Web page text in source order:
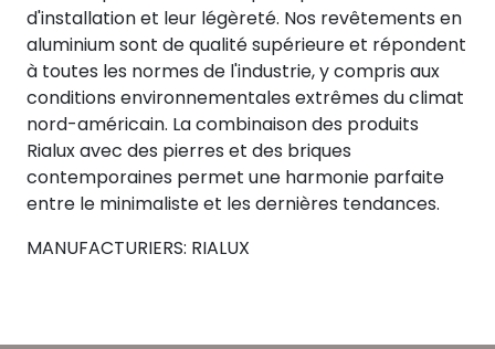
d'installation et leur légèreté. Nos revêtements en
aluminium sont de qualité supérieure et répondent
à toutes les normes de l'industrie, y compris aux
conditions environnementales extrêmes du climat
nord-américain. La combinaison des produits
Rialux avec des pierres et des briques
contemporaines permet une harmonie parfaite
entre le minimaliste et les dernières tendances.
MANUFACTURIERS: RIALUX